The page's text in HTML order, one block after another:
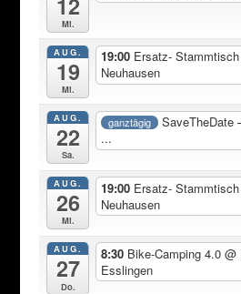
Mi.
AUG.
19
Mi.
19:00 Ersatz-
Neuhausen
AUG.
22
Sa.
ganztägig
SaveTheDate
...
AUG.
26
Mi.
19:00 Ersatz-
Neuhausen
AUG.
27
Do.
8:30 Bike-Camping 4.0@
Esslingen